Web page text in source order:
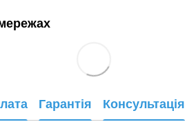
Гарантія Консультація